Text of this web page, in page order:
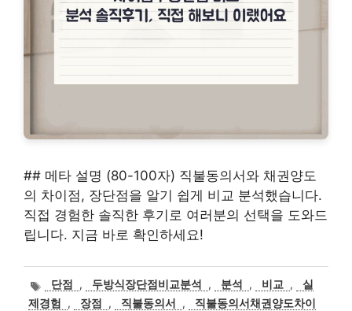
## 메타 설명 (80-100자) 직불동의서와 채권양도
의 차이점, 장단점을 알기 쉽게 비교 분석했습니다.
직접 경험한 솔직한 후기로 여러분의 선택을 도와드
립니다. 지금 바로 확인하세요!
태
그
단점 , 두방식장단점비교분석 , 분석 , 비교 ,
실
제경험
, 장점 , 직불동의서 ,
직불동의서채권양도차이